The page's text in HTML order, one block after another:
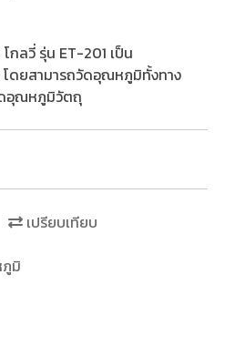
กลวี่ รุ่น ET-201 เป็น
โดยสามารถวัดอุณหภูมิทั้งทาง
ดอุณหภูมิวัตถุ
เปรียบเทียบ
มิ